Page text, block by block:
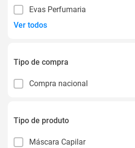
Evas Perfumaria
Ver todos
Tipo de compra
Compra nacional
Tipo de produto
Máscara Capilar